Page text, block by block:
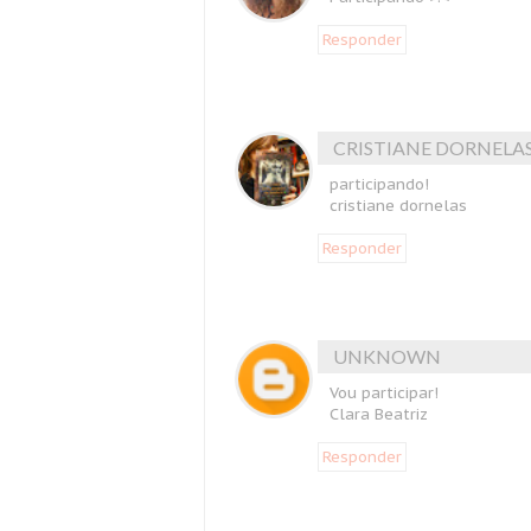
Responder
CRISTIANE
participando!
cristiane dornelas
Responder
UNKNOWN
Vou participar!
Clara Beatriz
Responder